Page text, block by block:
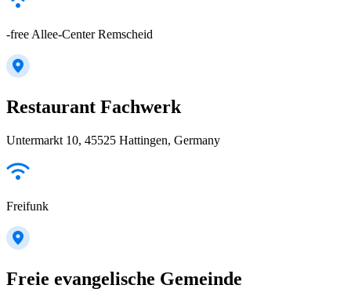
-free Allee-Center Remscheid
Restaurant Fachwerk
Untermarkt 10, 45525 Hattingen, Germany
Freifunk
Freie evangelische Gemeinde